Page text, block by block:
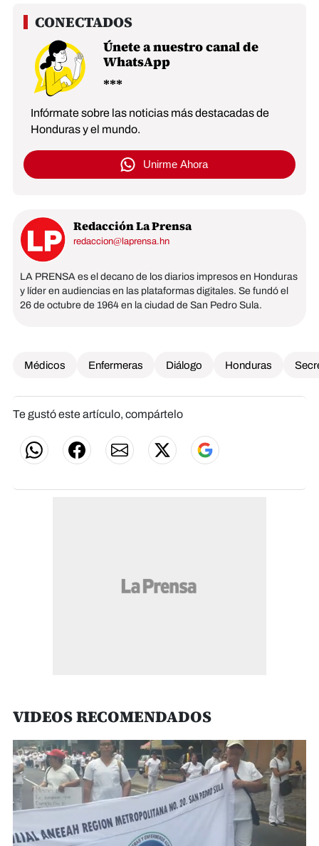
Únete a nuestro canal de
WhatsApp
Infórmate sobre las noticias más destacadas de
Honduras y el mundo.
Unirme Ahora
Redacción La Prensa
redaccion@laprensa.hn
LA PRENSA es el decano de los diarios impresos en Honduras
y líder en audiencias en las plataformas digitales. Se fundó el
26 de octubre de 1964 en la ciudad de San Pedro Sula.
Médicos Enfermeras Diálogo Honduras
Te gustó este artículo, compártelo
VIDEOS RECOMENDADOS